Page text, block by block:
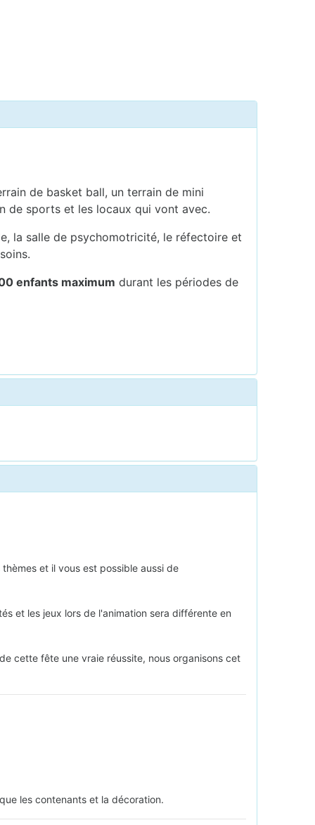
de basket ball, un terrain de mini
de sports et les locaux qui vont avec.
la salle de psychomotricité, le réfectoire et
enfants maximum durant les périodes de
et il vous est possible aussi de
et les jeux lors de l'animation sera différente en
cette fête une vraie réussite, nous organisons cet
les contenants et la décoration.